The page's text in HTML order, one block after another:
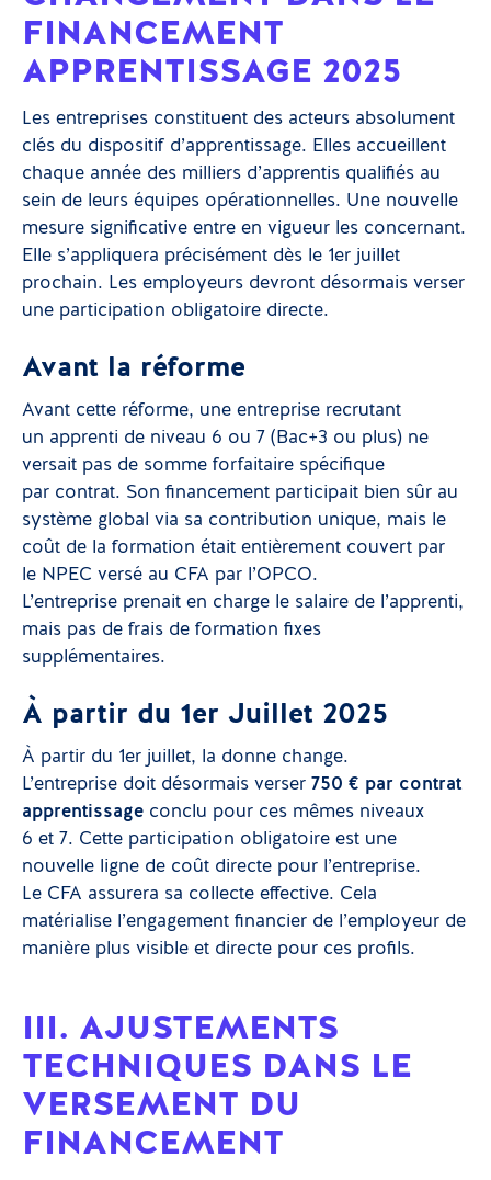
FINANCEMENT
APPRENTISSAGE 2025
Les entreprises constituent des acteurs absolument
clés du dispositif d’apprentissage. Elles accueillent
chaque année des milliers d’apprentis qualifiés au
sein de leurs équipes opérationnelles. Une nouvelle
mesure significative entre en vigueur les concernant.
Elle s’appliquera précisément dès le 1er juillet
prochain. Les employeurs devront désormais verser
une participation obligatoire directe.
Avant la réforme
Avant cette réforme, une entreprise recrutant
un apprenti de niveau 6 ou 7 (Bac+3 ou plus) ne
versait pas de somme forfaitaire spécifique
par contrat. Son financement participait bien sûr au
système global via sa contribution unique, mais le
coût de la formation était entièrement couvert par
le NPEC versé au CFA par l’OPCO.
L’entreprise prenait en charge le salaire de l’apprenti,
mais pas de frais de formation fixes
supplémentaires.
À partir du 1er Juillet 2025
À partir du 1er juillet, la donne change.
L’entreprise doit désormais verser 750 € par contrat
apprentissage conclu pour ces mêmes niveaux
6 et 7. Cette participation obligatoire est une
nouvelle ligne de coût directe pour l’entreprise.
Le CFA assurera sa collecte effective. Cela
matérialise l’engagement financier de l’employeur de
manière plus visible et directe pour ces profils.
III. AJUSTEMENTS
TECHNIQUES DANS LE
VERSEMENT DU
FINANCEMENT